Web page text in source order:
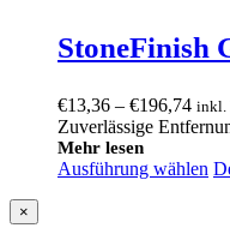
StoneFinish
€13,36 – €196,74 inkl.
Zuverlässige
Mehr lesen
Ausführung wählen
Close
product
×